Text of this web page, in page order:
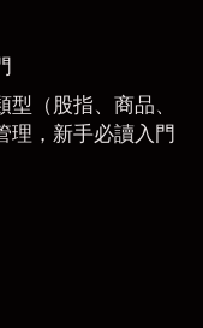
（股指、商品、
理，新手必讀入門